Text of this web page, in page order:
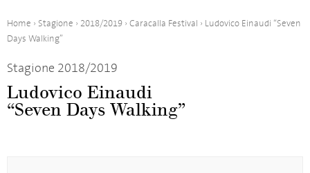
Home › Stagione › 2018/2019 › Caracalla Festival › Ludovico Einaudi “Seven
Days Walking”
Stagione 2018/2019
Ludovico Einaudi
“Seven Days Walking”